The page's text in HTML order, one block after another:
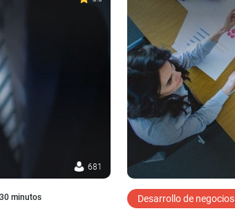
681
minutos Desarrollo de negocios